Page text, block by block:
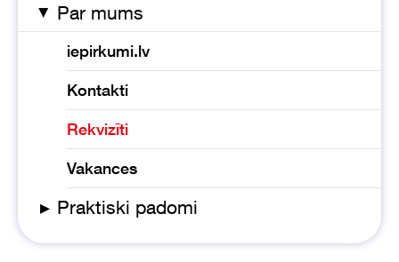
▸ Par mums
iepirkumi.lv
Kontakti
Rekvizīti
Vakances
▸ Praktiski padomi